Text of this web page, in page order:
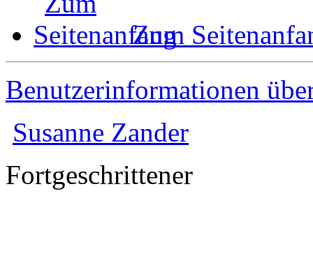
Zum
Benutzerinformationen
Susanne Zander
Fortgeschrittener